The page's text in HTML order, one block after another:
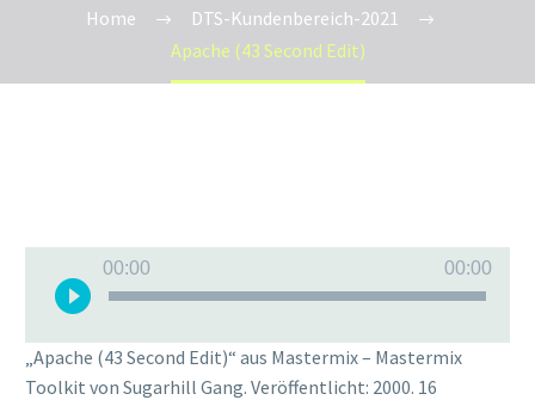
Home
DTS-Kundenbereich-2021
Apache (43 Second Edit)
Player
00:00 00:00
„Apache (43 Second Edit)“ aus Mastermix – Mastermix
Toolkit von Sugarhill Gang. Veröffentlicht: 2000. 16